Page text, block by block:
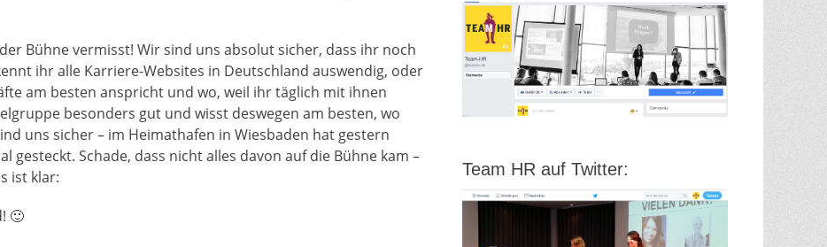
Bühne vermisst! Wir sind uns absolut sicher, dass ihr noch
ihr alle Karriere-Websites in Deutschland auswendig, oder
am besten anspricht und wo, weil ihr täglich mit ihnen
besonders gut und wisst deswegen am besten, wo
uns sicher – im Heimathafen in Wiesbaden hat gestern
gesteckt. Schade, dass nicht alles davon auf die Bühne kam –
ist klar:
🙂
Team HR auf Twitter: